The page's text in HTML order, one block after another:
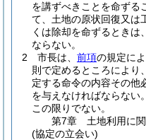
を講ずべきことを命ずる
て、土地の原状回復又は
くは除却を命ずるときは
ならない。
2
市長は、 前項の規定に
則で定めるところにより
定する命令の内容その他
を与えなければならない。
この限りでない。
第7章
土地利用に
(協定の立会い)